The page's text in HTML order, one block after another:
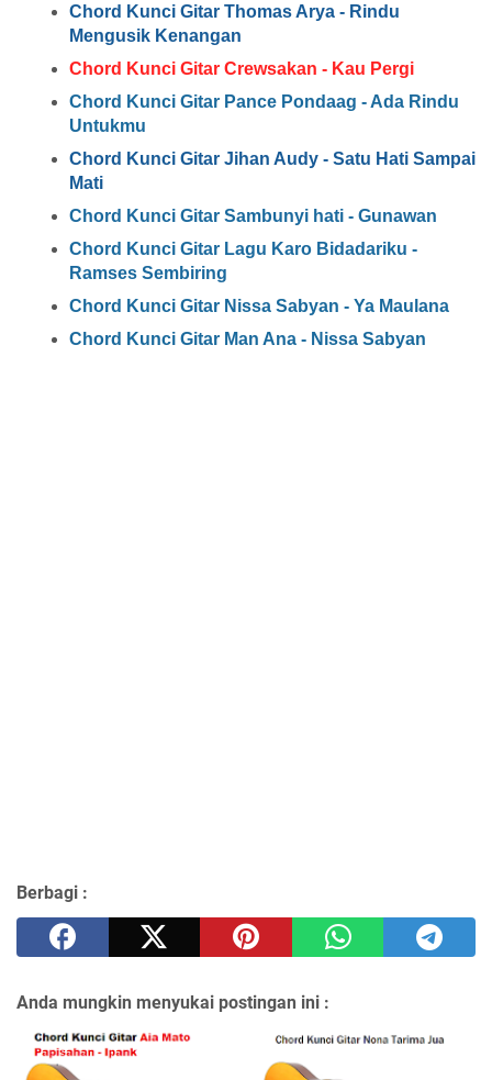
Chord Kunci Gitar Thomas Arya - Rindu
Mengusik Kenangan
Chord Kunci Gitar Crewsakan - Kau Pergi
Chord Kunci Gitar Pance Pondaag - Ada Rindu
Untukmu
Chord Kunci Gitar Jihan Audy - Satu Hati Sampai
Mati
Chord Kunci Gitar Sambunyi hati - Gunawan
Chord Kunci Gitar Lagu Karo Bidadariku -
Ramses Sembiring
Chord Kunci Gitar Nissa Sabyan - Ya Maulana
Chord Kunci Gitar Man Ana - Nissa Sabyan
Berbagi :
Anda mungkin menyukai postingan ini :